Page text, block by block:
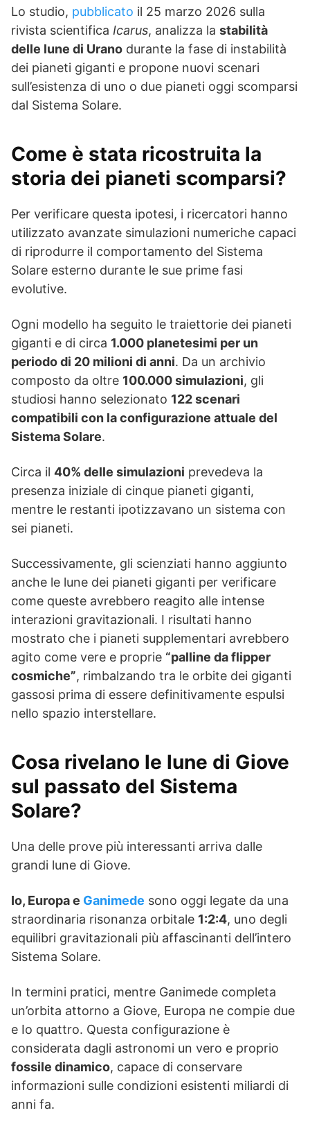
Lo studio, pubblicato il 25 marzo 2026 sulla
rivista scientifica Icarus, analizza la stabilità
delle lune di Urano durante la fase di instabilità
dei pianeti giganti e propone nuovi scenari
sull’esistenza di uno o due pianeti oggi scomparsi
dal Sistema Solare.
Come è stata ricostruita la
storia dei pianeti scomparsi?
Per verificare questa ipotesi, i ricercatori hanno
utilizzato avanzate simulazioni numeriche capaci
di riprodurre il comportamento del Sistema
Solare esterno durante le sue prime fasi
evolutive.
Ogni modello ha seguito le traiettorie dei pianeti
giganti e di circa 1.000 planetesimi per un
periodo di 20 milioni di anni. Da un archivio
composto da oltre 100.000 simulazioni, gli
studiosi hanno selezionato 122 scenari
compatibili con la configurazione attuale del
Sistema Solare.
Circa il 40% delle simulazioni prevedeva la
presenza iniziale di cinque pianeti giganti,
mentre le restanti ipotizzavano un sistema con
sei pianeti.
Successivamente, gli scienziati hanno aggiunto
anche le lune dei pianeti giganti per verificare
come queste avrebbero reagito alle intense
interazioni gravitazionali. I risultati hanno
mostrato che i pianeti supplementari avrebbero
agito come vere e proprie “palline da flipper
cosmiche”, rimbalzando tra le orbite dei giganti
gassosi prima di essere definitivamente espulsi
nello spazio interstellare.
Cosa rivelano le lune di Giove
sul passato del Sistema
Solare?
Una delle prove più interessanti arriva dalle
grandi lune di Giove.
Io, Europa e Ganimede sono oggi legate da una
straordinaria risonanza orbitale 1:2:4, uno degli
equilibri gravitazionali più affascinanti dell’intero
Sistema Solare.
In termini pratici, mentre Ganimede completa
un’orbita attorno a Giove, Europa ne compie due
e Io quattro. Questa configurazione è
considerata dagli astronomi un vero e proprio
fossile dinamico, capace di conservare
informazioni sulle condizioni esistenti miliardi di
anni fa.